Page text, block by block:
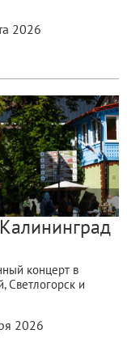
2026
концерт в
Светлогорск и
2026